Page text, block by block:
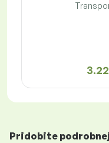
Pridobite